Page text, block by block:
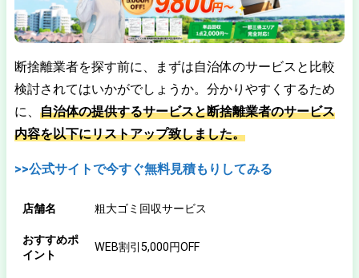
断捨離業者を探す前に、まずは自治体のサービスと比較
検討されてはいかがでしょうか。分かりやすくするため
に、 自治体の提供するサービスと断捨離業者のサービス
内容を以下にリストアップ致しました。
>>公式サイトで今すぐ無料見積もりしてみる
店舗名 粗大ゴミ回収サービス
おすすめポ
イント
WEB割引5,000円OFF